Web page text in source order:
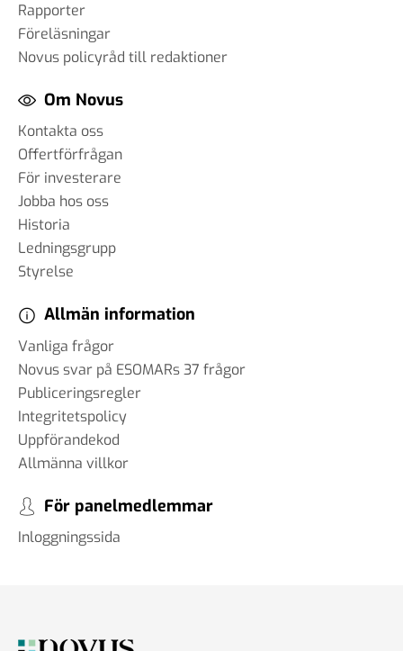
Rapporter
Föreläsningar
Novus policyråd till redaktioner
Om Novus
Kontakta oss
Offertförfrågan
För investerare
Jobba hos oss
Historia
Ledningsgrupp
Styrelse
Allmän information
Vanliga frågor
Novus svar på ESOMARs 37 frågor
Publiceringsregler
Integritetspolicy
Uppförandekod
Allmänna villkor
För panelmedlemmar
Inloggningssida